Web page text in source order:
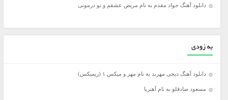
دانلود آهنگ جواد مقدم به نام مریض عشقم و تو درمونی
به زودی
دانلود آهنگ دیجی مهربد به نام مهر و میکس ۱ (ریمیکس)
مسعود صادقلو به نام آهنربا